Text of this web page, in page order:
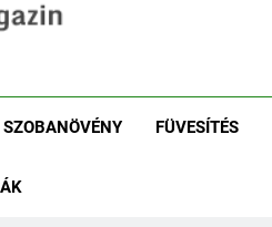
SZOBANÖVÉNY FÜVESÍTÉS